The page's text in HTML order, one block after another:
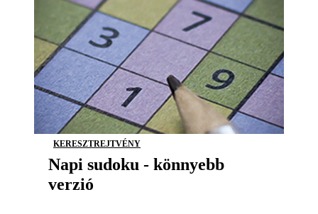
KERESZTREJTVÉNY
Napi sudoku - könnyebb
verzió